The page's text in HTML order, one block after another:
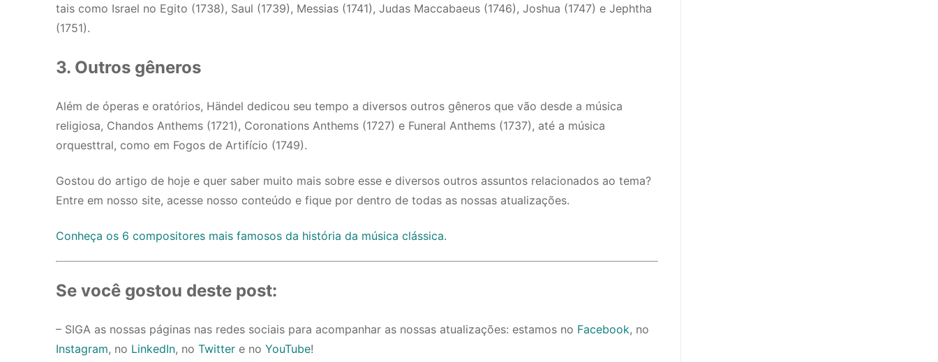
tais como Israel no Egito (1738), Saul (1739), Messias (1741), Judas Maccabaeus (1746), Joshua (1747) e Jephtha
(1751).
3. Outros gêneros
Além de óperas e oratórios, Händel dedicou seu tempo a diversos outros gêneros que vão desde a música
religiosa, Chandos Anthems (1721), Coronations Anthems (1727) e Funeral Anthems (1737), até a música
orquesttral, como em Fogos de Artifício (1749).
Gostou do artigo de hoje e quer saber muito mais sobre esse e diversos outros assuntos relacionados ao tema?
Entre em nosso site, acesse nosso conteúdo e fique por dentro de todas as nossas atualizações.
Conheça os 6 compositores mais famosos da história da música clássica.
Se você gostou deste post:
– SIGA as nossas páginas nas redes sociais para acompanhar as nossas atualizações: estamos no Facebook, no
Instagram, no LinkedIn, no Twitter e no YouTube!